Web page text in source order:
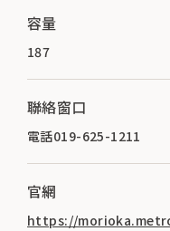
容量
187
聯絡窗口
電話019-625-1211
官網
https://